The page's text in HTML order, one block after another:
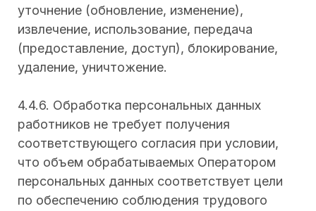
уточнение (обновление, изменение),
извлечение, использование, передача
(предоставление, доступ), блокирование,
удаление, уничтожение.
4.4.6. Обработка персональных данных
работников не требует получения
соответствующего согласия при условии,
что объем обрабатываемых Оператором
персональных данных соответствует цели
по обеспечению соблюдения трудового